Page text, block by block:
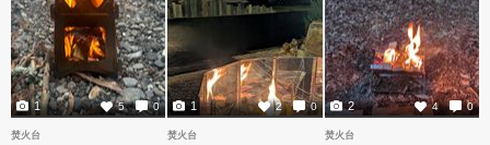
5 0
1 2 0
1 4 0
2
焚火台 焚火台 焚火台